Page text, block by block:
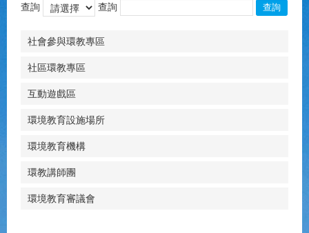
查詢 查詢
社會參與環教專區
社區環教專區
互動遊戲區
環境教育設施場所
環境教育機構
環教講師團
環境教育審議會